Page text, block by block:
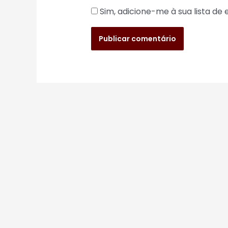
Sim, adicione-me à sua lista de